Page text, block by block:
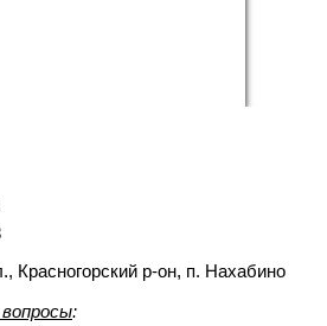
Красногорский р-он, п. Нахабино
: